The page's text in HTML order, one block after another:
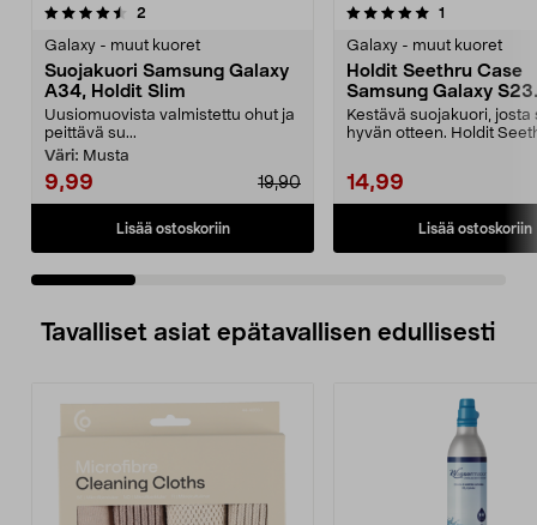
2
Galaxy - muut kuoret
Suojakuori Samsung Galaxy
A34, Holdit Slim
Uusiomuovista valmistettu ohut ja
peittävä su...
Väri: Musta
9,99 19,90
Lisää ostoskoriin
5.0 viidestä
1
Galaxy - muut kuoret
Holdit Seethru Case
Samsung Galaxy S23
Suojakuori
Kestävä suojakuori, josta
hyvän otteen. Holdit
14,99
Lisää ostoskoriin
4.0 viidestä
Tavalliset asiat epätavallisen edullisesti